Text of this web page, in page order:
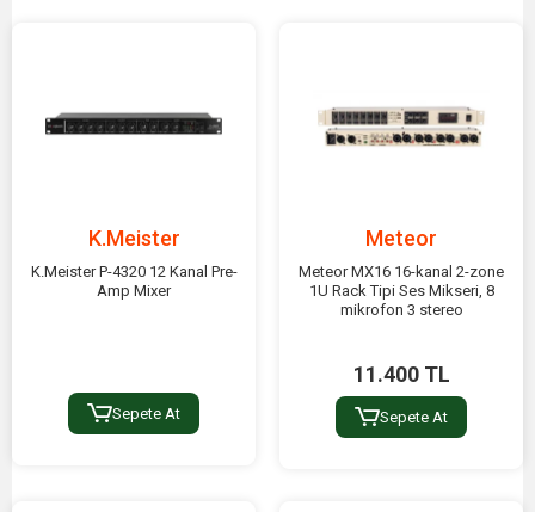
K.Meister
K.Meister P-4320 12 Kanal Pre-
Amp Mixer
Sepete At
Meteor
Meteor MX16 16-kanal 2-zone
1U Rack Tipi Ses Mikseri, 8
mikrofon 3 stereo
11.400 TL
Sepete At